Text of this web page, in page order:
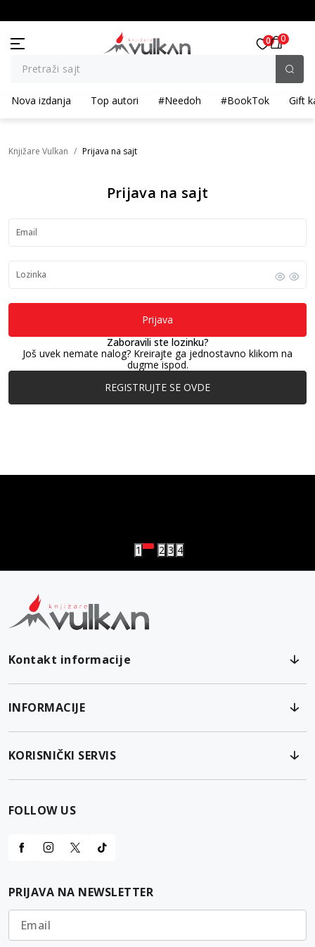
Pretraži sajt
0 0
Nova izdanja Top autori #Needoh #BookTok Gift
Knjižare Vulkan Prijava na sajt
Prijava na sajt
Email
Lozinka
Prijava
Zaboravili ste lozinku?
Još uvek nemate nalog? Kreirajte ga jednostavno klikom na
dugme ispod.
REGISTRUJTE SE OVDE
1 2 3 4
Kontakt informacije
INFORMACIJE
KORISNIČKI SERVIS
FOLLOW US
PRIJAVA NA NEWSLETTER
Email